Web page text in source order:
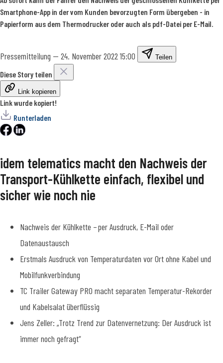
Smartphone-App in der vom Kunden bevorzugten Form übergeben - in
Papierform aus dem Thermodrucker oder auch als pdf-Datei per E-Mail.
Pressemitteilung — 24. November 2022 15:00 Teilen
Diese Story teilen
Link kopieren
Link wurde kopiert!
Runterladen
idem telematics macht den Nachweis der
Transport-Kühlkette einfach, flexibel und
sicher wie noch nie
Nachweis der Kühlkette – per Ausdruck, E-Mail oder
Datenaustausch
Erstmals Ausdruck von Temperaturdaten vor Ort ohne Kabel und
Mobilfunkverbindung
TC Trailer Gateway PRO macht separaten Temperatur-Rekorder
und Kabelsalat überflüssig
Jens Zeller: „Trotz Trend zur Datenvernetzung: Der Ausdruck ist
immer noch gefragt“